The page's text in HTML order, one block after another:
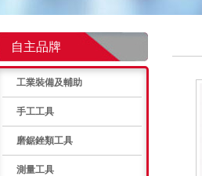
自主品牌
工業裝備及輔助
手工工具
磨鋸銼類工具
測量工具